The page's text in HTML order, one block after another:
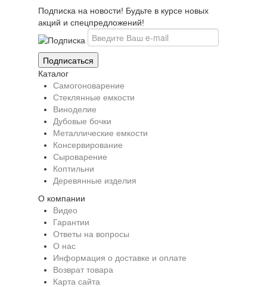
Подписка на новости! Будьте в курсе новых
акций и спецпредложений!
Каталог
Самогоноварение
Стеклянные емкости
Виноделие
Дубовые бочки
Металлические емкости
Консервирование
Сыроварение
Коптильни
Деревянные изделия
О компании
Видео
Гарантии
Ответы на вопросы
О нас
Информация о доставке и оплате
Возврат товара
Карта сайта